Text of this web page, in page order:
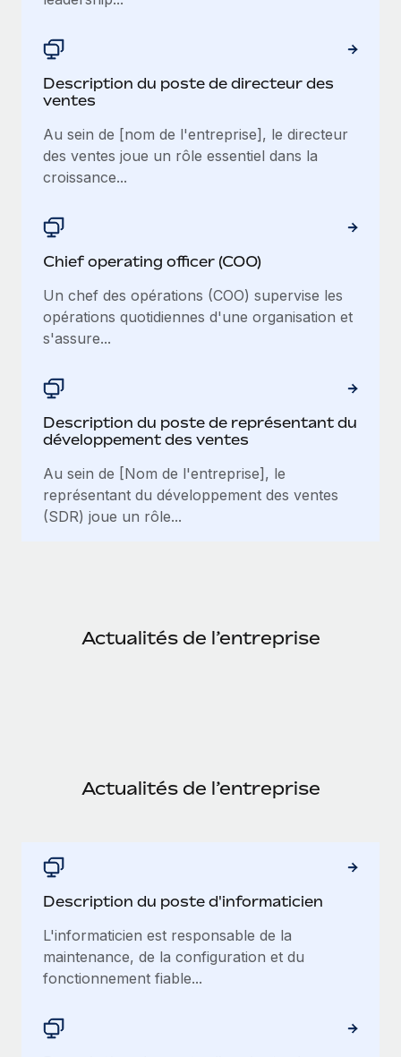
Description du poste de directeur des
ventes
Au sein de [nom de l'entreprise], le directeur
des ventes joue un rôle essentiel dans la
croissance...
Chief operating officer (COO)
Un chef des opérations (COO) supervise les
opérations quotidiennes d'une organisation et
s'assure...
Description du poste de représentant du
développement des ventes
Au sein de [Nom de l'entreprise], le
représentant du développement des ventes
(SDR) joue un rôle...
Actualités de l’entreprise
Actualités de l’entreprise
Description du poste d'informaticien
L'informaticien est responsable de la
maintenance, de la configuration et du
fonctionnement fiable...